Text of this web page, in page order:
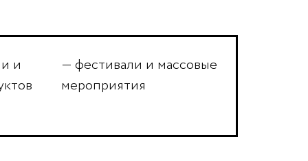
и
— фестивали и массовые
мероприятия